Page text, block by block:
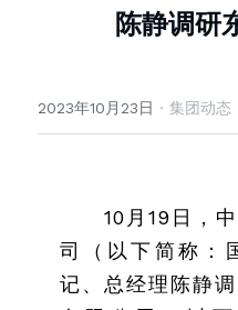
陈静调研
2023年10月23日 · 集团动态
10月19日，
司（以下简称：
记、总经理陈静